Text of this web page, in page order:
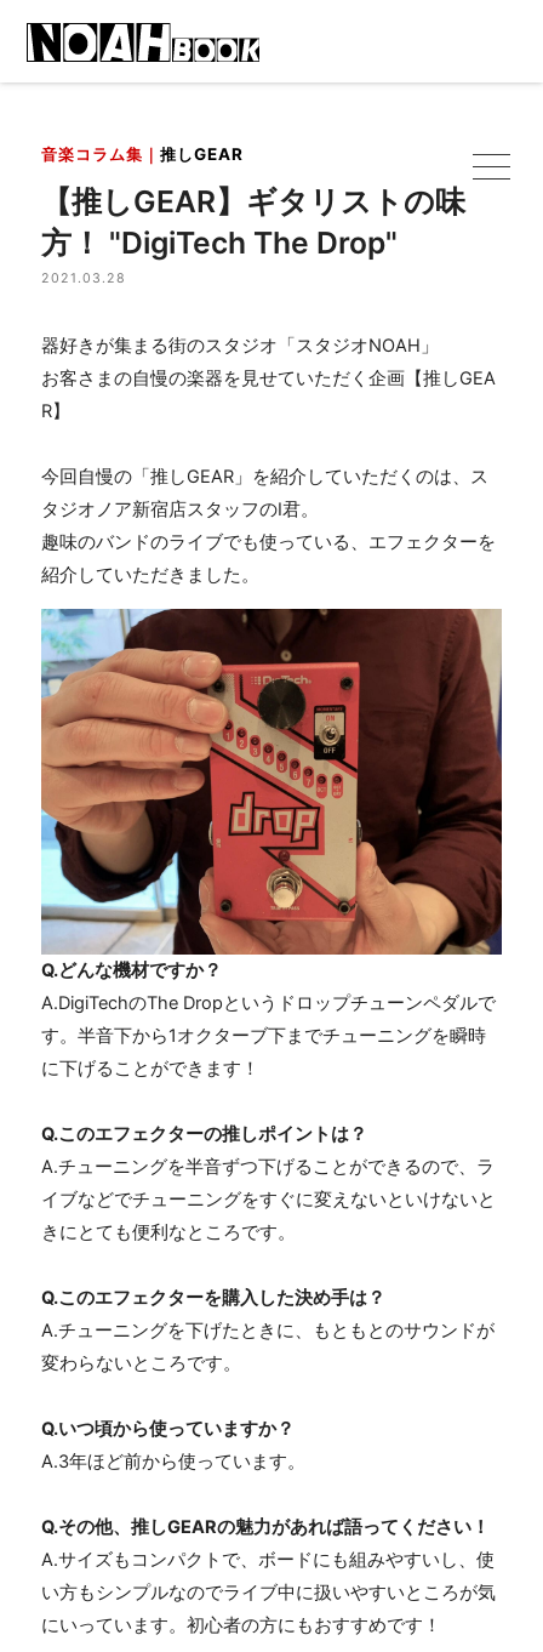
音楽コラム集｜推しGEAR
【推しGEAR】ギタリストの味
方！ "DigiTech The Drop"
2021.03.28
器好きが集まる街のスタジオ「スタジオNOAH」
お客さまの自慢の楽器を見せていただく企画【推しGEA
R】
今回自慢の「推しGEAR」を紹介していただくのは、ス
タジオノア新宿店スタッフのI君。
趣味のバンドのライブでも使っている、エフェクターを
紹介していただきました。
Q.どんな機材ですか？
A.DigiTechのThe Dropというドロップチューンペダルで
す。半音下から1オクターブ下までチューニングを瞬時
に下げることができます！
Q.このエフェクターの推しポイントは？
A.チューニングを半音ずつ下げることができるので、ラ
イブなどでチューニングをすぐに変えないといけないと
きにとても便利なところです。
Q.このエフェクターを購入した決め手は？
A.チューニングを下げたときに、もともとのサウンドが
変わらないところです。
Q.いつ頃から使っていますか？
A.3年ほど前から使っています。
Q.その他、推しGEARの魅力があれば語ってください！
A.サイズもコンパクトで、ボードにも組みやすいし、使
い方もシンプルなのでライブ中に扱いやすいところが気
にいっています。初心者の方にもおすすめです！